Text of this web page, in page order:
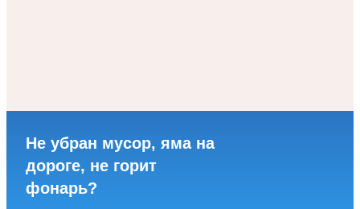
Не убран мусор, яма на
дороге, не горит
фонарь?